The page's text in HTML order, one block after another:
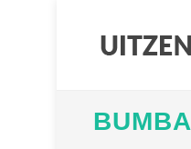
BUMBA